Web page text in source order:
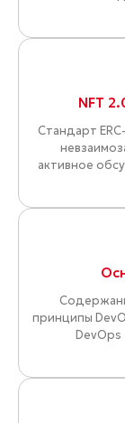
NFT
Стандарт
активное
принципы